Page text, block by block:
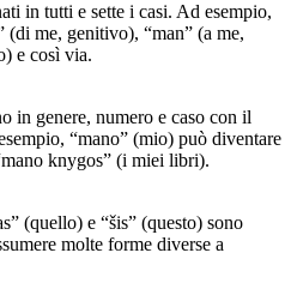
in tutti e sette i casi. Ad esempio,
(di me, genitivo), “man” (a me,
e così via.
in genere, numero e caso con il
“mano” (mio) può diventare
knygos” (i miei libri).
(quello) e “šis” (questo) sono
molte forme diverse a